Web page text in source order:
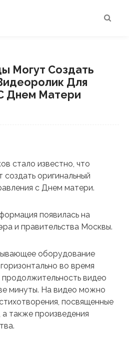
Могут Создать
Для
Днем Матери
стало известно, что
оригинальный
с Днем матери.
появилась на
и правительства Москвы.
оборудование
во время
продолжительность видео
минуты. На видео можно
посвященные
также произведения